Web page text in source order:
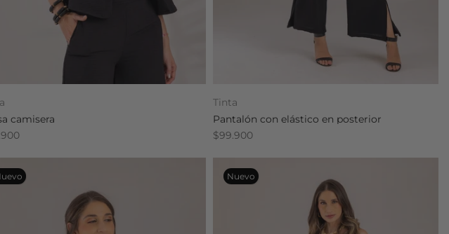
camisera
Tinta
Pantalón con elástico en posterior
$99.900
Nuevo